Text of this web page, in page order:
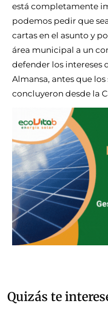
está completamente
podemos pedir que
cartas en el asunto y
área municipal a un
defender los intereses
Almansa, antes que los
concluyeron desde la
Quizás te